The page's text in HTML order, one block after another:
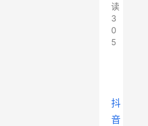
读
3
0
5
抖
音